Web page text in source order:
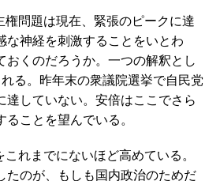
問題は現在、緊張のピークに達
な神経を刺激することをいとわ
くのだろうか。一つの解釈とし
る。昨年末の衆議院選挙で自民党
していない。安倍はここでさら
ことを望んでいる。
れまでにないほど高めている。
たのが、もしも国内政治のためだ